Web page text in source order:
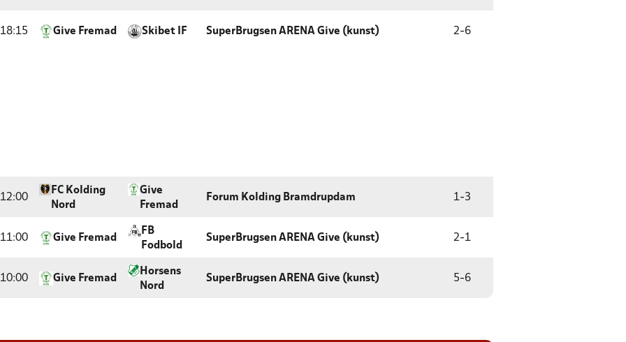
18:15 Give Fremad Skibet IF SuperBrugsen ARENA Give (kunst) 2-6
12:00
FC Kolding
Nord
Give
Fremad
Forum Kolding Bramdrupdam 1-3
11:00 Give Fremad
FB
Fodbold
SuperBrugsen ARENA Give (kunst) 2-1
10:00 Give Fremad
Horsens
Nord
SuperBrugsen ARENA Give (kunst) 5-6